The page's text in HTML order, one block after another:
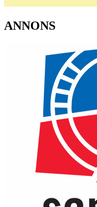
ANNONS